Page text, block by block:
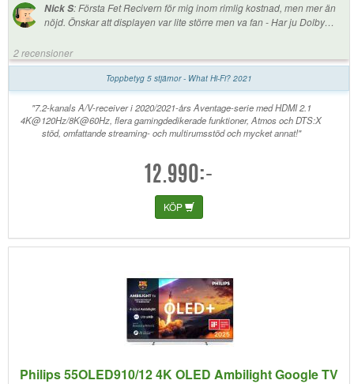
Nick S:Första Fet Recivern för mig inom rimlig kostnad, men mer än
nöjd. Önskar att displayen var lite större men va fan - Har ju Dolby
2 recensioner
Toppbetyg 5 stjärnor - What Hi-Fi? 2021
"7.2-kanals A/V-receiver i 2020/2021-års Aventage-serie med HDMI 2.1
4K@120Hz/8K@60Hz, flera gamingdedikerade funktioner, Atmos och DTS:X
stöd, omfattande streaming- och multirumsstöd och mycket annat!"
12.990:-
KÖP
Philips 55OLED910/12 4K OLED Ambilight Google TV